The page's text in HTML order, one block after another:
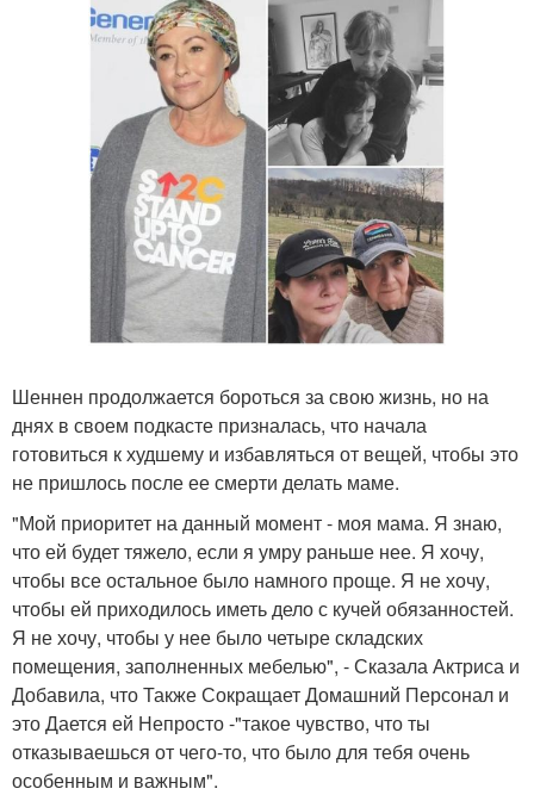
Шеннен продолжается бороться за свою жизнь, но на
днях в своем подкасте призналась, что начала
готовиться к худшему и избавляться от вещей, чтобы это
не пришлось после ее смерти делать маме.
"Мой приоритет на данный момент - моя мама. Я знаю,
что ей будет тяжело, если я умру раньше нее. Я хочу,
чтобы все остальное было намного проще. Я не хочу,
чтобы ей приходилось иметь дело с кучей обязанностей.
Я не хочу, чтобы у нее было четыре складских
помещения, заполненных мебелью", - Сказала Актриса и
Добавила, что Также Сокращает Домашний Персонал и
это Дается ей Непросто -"такое чувство, что ты
отказываешься от чего-то, что было для тебя очень
особенным и важным".